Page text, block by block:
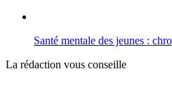
Santé mentale des jeunes :
La rédaction vous conseille